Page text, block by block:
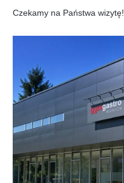
Czekamy na Państwa wizytę!